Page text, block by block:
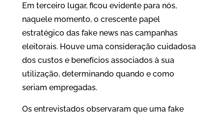
Em terceiro lugar, ficou evidente para nós,
naquele momento, o crescente papel
estratégico das fake news nas campanhas
eleitorais. Houve uma consideração cuidadosa
dos custos e benefícios associados à sua
utilização, determinando quando e como
seriam empregadas.
Os entrevistados observaram que uma fake